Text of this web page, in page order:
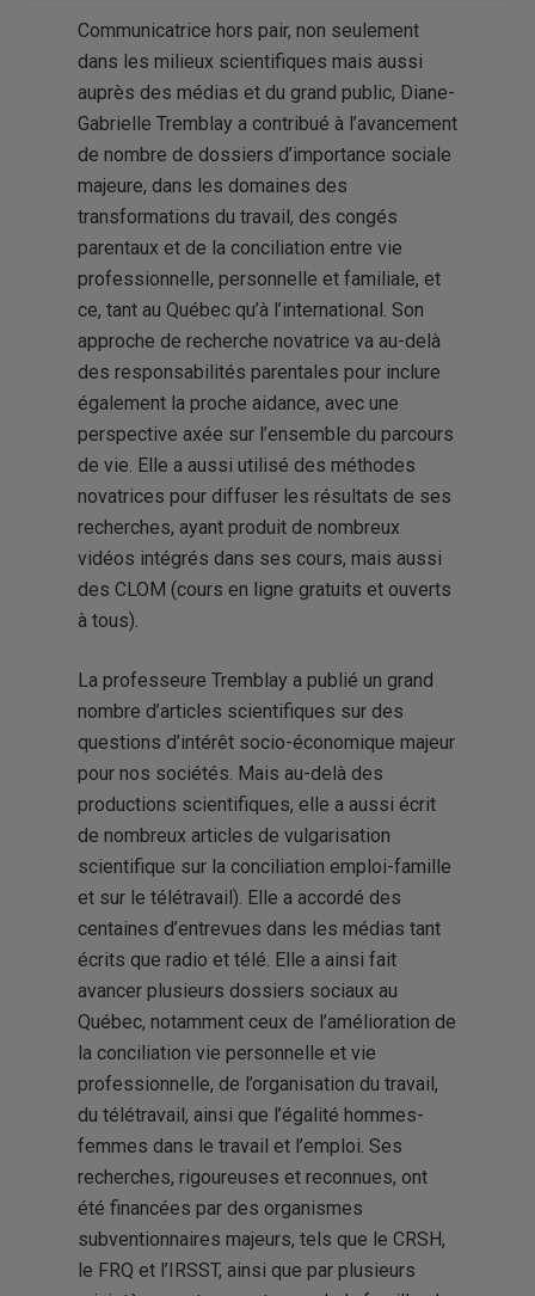
Communicatrice hors pair, non seulement
dans les milieux scientifiques mais aussi
auprès des médias et du grand public, Diane-
Gabrielle Tremblay a contribué à l’avancement
de nombre de dossiers d’importance sociale
majeure, dans les domaines des
transformations du travail, des congés
parentaux et de la conciliation entre vie
professionnelle, personnelle et familiale, et
ce, tant au Québec qu’à l’international. Son
approche de recherche novatrice va au-delà
des responsabilités parentales pour inclure
également la proche aidance, avec une
perspective axée sur l’ensemble du parcours
de vie. Elle a aussi utilisé des méthodes
novatrices pour diffuser les résultats de ses
recherches, ayant produit de nombreux
vidéos intégrés dans ses cours, mais aussi
des CLOM (cours en ligne gratuits et ouverts
à tous).
La professeure Tremblay a publié un grand
nombre d’articles scientifiques sur des
questions d’intérêt socio-économique majeur
pour nos sociétés. Mais au-delà des
productions scientifiques, elle a aussi écrit
de nombreux articles de vulgarisation
scientifique sur la conciliation emploi-famille
et sur le télétravail). Elle a accordé des
centaines d’entrevues dans les médias tant
écrits que radio et télé. Elle a ainsi fait
avancer plusieurs dossiers sociaux au
Québec, notamment ceux de l’amélioration de
la conciliation vie personnelle et vie
professionnelle, de l’organisation du travail,
du télétravail, ainsi que l’égalité hommes-
femmes dans le travail et l’emploi. Ses
recherches, rigoureuses et reconnues, ont
été financées par des organismes
subventionnaires majeurs, tels que le CRSH,
le FRQ et l’IRSST, ainsi que par plusieurs